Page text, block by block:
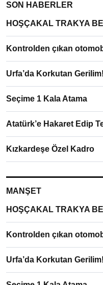
SON HABERLER
HOŞÇAKAL TRAKYA
Kontrolden çıkan
Urfa’da Korkutan Gerilim!
Seçime 1 Kala Atama
Atatürk’e Hakaret Edip
Kızkardeşe Özel Kadro
MANŞET
HOŞÇAKAL TRAKYA
Kontrolden çıkan
Urfa’da Korkutan Gerilim!